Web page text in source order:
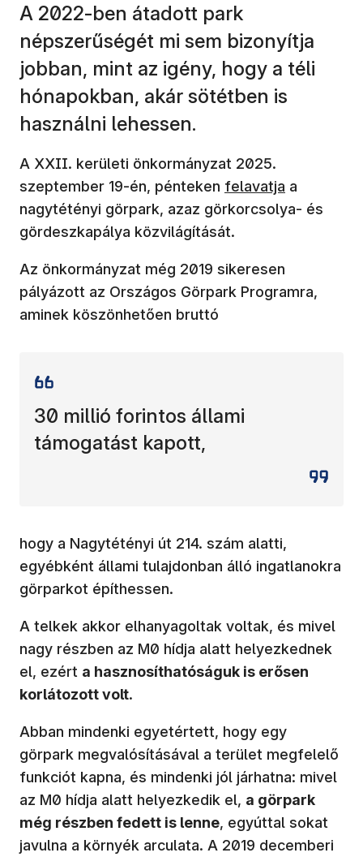
A 2022-ben átadott park
népszerűségét mi sem bizonyítja
jobban, mint az igény, hogy a téli
hónapokban, akár sötétben is
használni lehessen.
A XXII. kerületi önkormányzat 2025.
szeptember 19-én, pénteken (új ablakban nyílik
felavatja a
nagytétényi görpark, azaz görkorcsolya- és
gördeszkapálya közvilágítását.
Az önkormányzat még 2019 sikeresen
pályázott az Országos Görpark Programra,
aminek köszönhetően bruttó
30 millió forintos állami
támogatást kapott,
hogy a Nagytétényi út 214. szám alatti,
egyébként állami tulajdonban álló ingatlanokra
görparkot építhessen.
A telkek akkor elhanyagoltak voltak, és mivel
nagy részben az M0 hídja alatt helyezkednek
el, ezért a hasznosíthatóságuk is erősen
korlátozott volt.
Abban mindenki egyetértett, hogy egy
görpark megvalósításával a terület megfelelő
funkciót kapna, és mindenki jól járhatna: mivel
az M0 hídja alatt helyezkedik el, a görpark
még részben fedett is lenne, egyúttal sokat
javulna a környék arculata. A 2019 decemberi